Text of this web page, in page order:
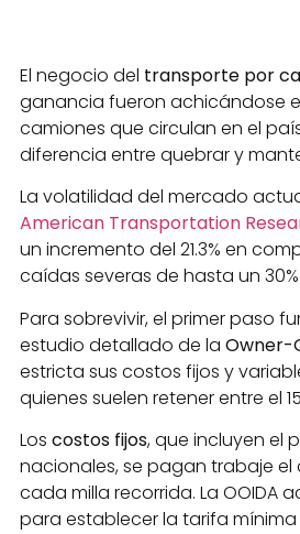
El negocio del transporte por
ganancia fueron achicándose
camiones que circulan en el
diferencia entre quebrar y
La volatilidad del mercado
American Transportation
un incremento del 21.3% en
caídas severas de hasta un
Para sobrevivir, el primer paso
estudio detallado de la Owner-
estricta sus costos fijos y
quienes suelen retener entre el
Los costos fijos, que incluyen el
nacionales, se pagan trabaje el
cada milla recorrida. La
para establecer la tarifa